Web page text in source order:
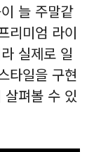
늘 주말같
리미엄 라이
실제로 일
타일을 구현
살펴볼 수 있